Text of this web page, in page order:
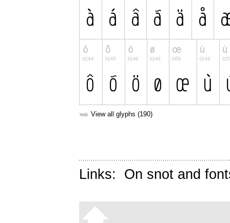
➥ View all glyphs (190)
Links: On snot and